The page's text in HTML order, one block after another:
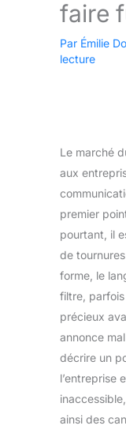
faire
Par Émilie
lecture
Le marché
aux
premier
pourtant, il
de
forme, le
filtre,
précieux
annonce
décrire un
l’entreprise
ainsi des